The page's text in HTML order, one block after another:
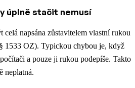
úplně stačit nemusí
napsána zůstavitelem vlastní rukou
1533 OZ). Typickou chybou je, když
a pouze ji rukou podepíše. Takto
neplatná.